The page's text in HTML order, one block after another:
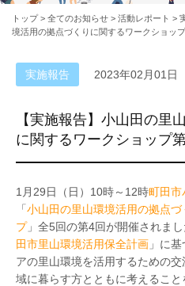
トップ> 全てのお知らせ > 活動レポート >
境活用の拠点づくりに関するワークショッ
実施報告 2023年02月01日
【実施報告】小山田の里
に関するワークショップ
1月29日（日）10時～12時町田市
「 小山田の里山環境活用の拠点
プ」全5回の第4回が開催されま
田市里山環境活用保全計画 」に
アの里山環境を活用するための
域に暮らす方とともに考えること